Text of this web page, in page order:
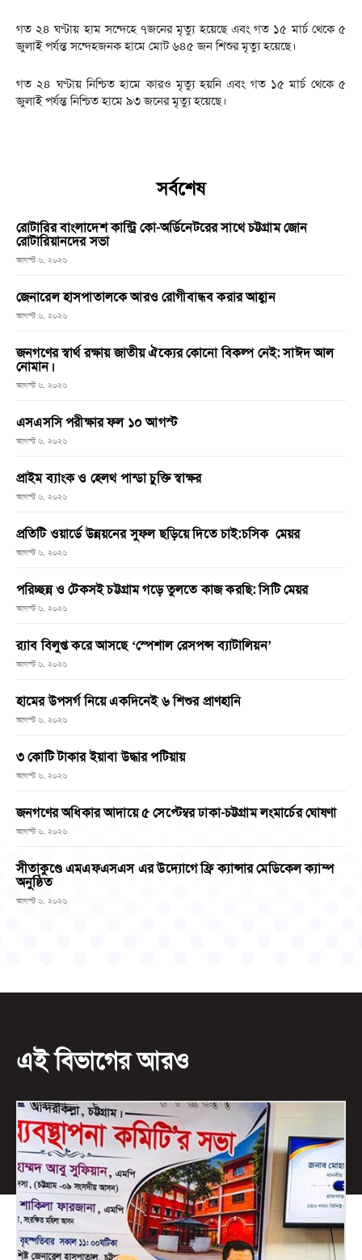
গত ২৪ ঘণ্টায় হাম সন্দেহে ৭জনের মৃত্যু হয়েছে এবং গত ১৫ মার্চ থেকে ৫
জুলাই পর্যন্ত সন্দেহজনক হামে মোট ৬৪৫ জন শিশুর মৃত্যু হয়েছে।
গত ২৪ ঘণ্টায় নিশ্চিত হামে কারও মৃত্যু হয়নি এবং গত ১৫ মার্চ থেকে ৫
জুলাই পর্যন্ত নিশ্চিত হামে ৯৩ জনের মৃত্যু হয়েছে।
সর্বশেষ
রোটারির বাংলাদেশ কান্ট্রি কো-অর্ডিনেটরের সাথে চট্টগ্রাম জোন
রোটারিয়ানদের সভা
আগস্ট ৬, ২০২৬
জেনারেল হাসপাতালকে আরও রোগীবান্ধব করার আহ্বান
আগস্ট ৬, ২০২৬
জনগণের স্বার্থ রক্ষায় জাতীয় ঐক্যের কোনো বিকল্প নেই: সাঈদ আল
নোমান।
আগস্ট ৬, ২০২৬
এসএসসি পরীক্ষার ফল ১০ আগস্ট
আগস্ট ৬, ২০২৬
প্রাইম ব্যাংক ও হেলথ পান্ডা চুক্তি স্বাক্ষর
আগস্ট ৬, ২০২৬
প্রতিটি ওয়ার্ডে উন্নয়নের সুফল ছড়িয়ে দিতে চাই:চসিক মেয়র
আগস্ট ৬, ২০২৬
পরিচ্ছন্ন ও টেকসই চট্টগ্রাম গড়ে তুলতে কাজ করছি: সিটি মেয়র
আগস্ট ৬, ২০২৬
র‌্যাব বিলুপ্ত করে আসছে ‘স্পেশাল রেসপন্স ব্যাটালিয়ন’
আগস্ট ৬, ২০২৬
হামের উপসর্গ নিয়ে একদিনেই ৬ শিশুর প্রাণহানি
আগস্ট ৬, ২০২৬
৩ কোটি টাকার ইয়াবা উদ্ধার পটিয়ায়
আগস্ট ৬, ২০২৬
জনগণের অধিকার আদায়ে ৫ সেপ্টেম্বর ঢাকা-চট্টগ্রাম লংমার্চের ঘোষণা
আগস্ট ৬, ২০২৬
সীতাকুণ্ডে এমএফএসএস এর উদ্যোগে ফ্রি ক্যান্সার মেডিকেল ক্যাম্প
অনুষ্ঠিত
আগস্ট ৬, ২০২৬
এই বিভাগের আরও